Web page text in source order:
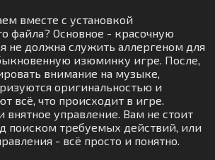
вместе с установкой
файла? Основное - красочную
не должна служить аллергеном для
изюминку игре. После,
внимание на музыке,
оригинальностью и
всё, что происходит в игре.
внятное управление. Вам не стоит
поиском требуемых действий, или
- всё просто и понятно.